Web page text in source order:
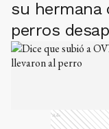
su hermana
perros
Ads